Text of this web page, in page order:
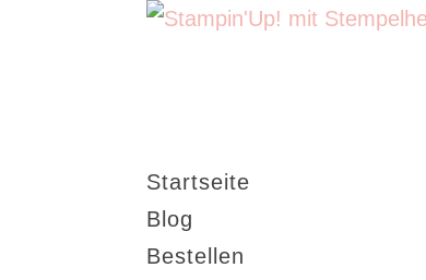
Startseite
Blog
Bestellen